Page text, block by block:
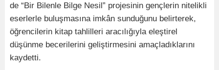
de “Bir Bilenle Bilge Nesil” projesinin gençlerin nitelikli
eserlerle buluşmasına imkân sunduğunu belirterek,
öğrencilerin kitap tahlilleri aracılığıyla eleştirel
düşünme becerilerini geliştirmesini amaçladıklarını
kaydetti.